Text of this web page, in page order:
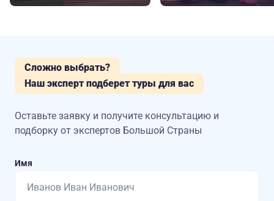
Сложно выбрать?
Наш эксперт подберет туры для вас
Оставьте заявку и получите консультацию и
подборку от экспертов Большой Страны
Имя